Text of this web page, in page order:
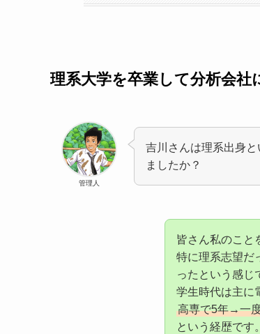
理系大学を卒業して分析会社
管理人
吉川さんは理系出身
ましたか？
皆さん私のこ
特に理系志望だ
ったという感じ
学生時代は主に
高専で5年→一
という経歴です。